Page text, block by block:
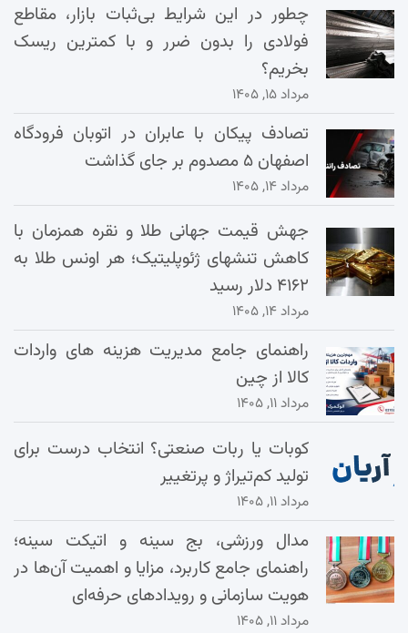
چطور در این شرایط بی‌ثبات بازار، مقاطع
فولادی را بدون ضرر و با کمترین ریسک
بخریم؟
مرداد ۱۵, ۱۴۰۵
تصادف پیکان با عابران در اتوبان فرودگاه
اصفهان ۵ مصدوم بر جای گذاشت
مرداد ۱۴, ۱۴۰۵
جهش قیمت جهانی طلا و نقره همزمان با
کاهش تنشهای ژئوپلیتیک؛ هر اونس طلا به
۴۱۶۲ دلار رسید
مرداد ۱۴, ۱۴۰۵
راهنمای جامع مدیریت هزینه‌ های واردات
کالا از چین
مرداد ۱۱, ۱۴۰۵
کوبات یا ربات صنعتی؟ انتخاب درست برای
تولید کم‌تیراژ و پرتغییر
مرداد ۱۱, ۱۴۰۵
مدال ورزشی، بج سینه و اتیکت سینه؛
راهنمای جامع کاربرد، مزایا و اهمیت آن‌ها در
هویت سازمانی و رویدادهای حرفه‌ای
مرداد ۱۱, ۱۴۰۵